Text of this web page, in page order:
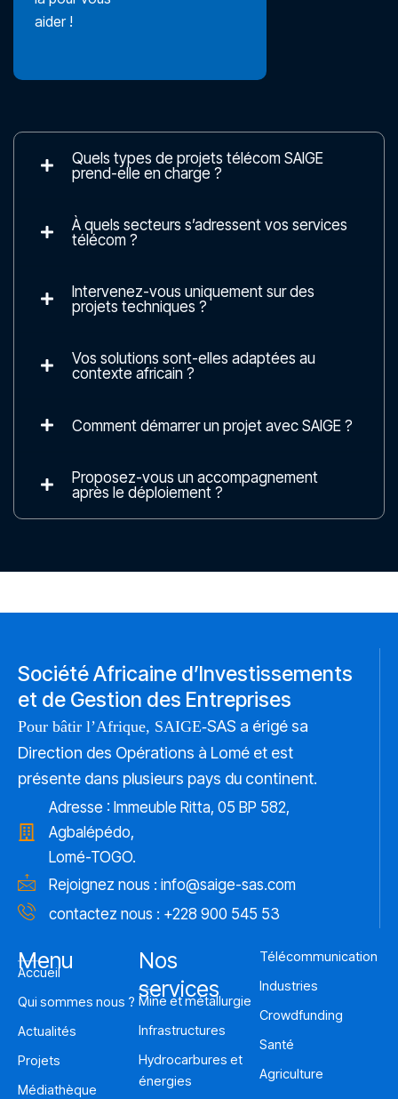
aider !
Quels types de projets télécom SAIGE
prend-elle en charge ?
À quels secteurs s’adressent vos services
télécom ?
Intervenez-vous uniquement sur des
projets techniques ?
Vos solutions sont-elles adaptées au
contexte africain ?
Comment démarrer un projet avec SAIGE ?
Proposez-vous un accompagnement
après le déploiement ?
Société Africaine d’Investissements
et de Gestion des Entreprises
Pour bâtir l’Afrique, SAIGE-SAS a érigé sa
Direction des Opérations à Lomé et est
présente dans plusieurs pays du continent.
Adresse : Immeuble Ritta, 05 BP 582,
Agbalépédo,
Lomé-TOGO.
Rejoignez nous : info@saige-sas.com
contactez nous : +228 900 545 53
Menu
Accueil
Qui sommes nous ?
Actualités
Projets
Médiathèque
Nos
services
Mine et métallurgie
Infrastructures
Hydrocarbures et
énergies
Télécommunication
Industries
Crowdfunding
Santé
Agriculture